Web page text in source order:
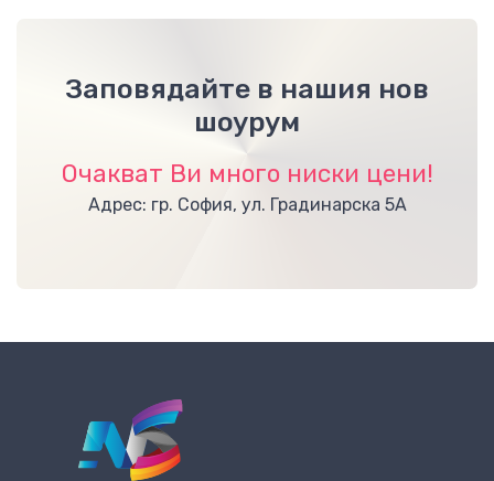
Заповядайте в нашия нов
шоурум
Очакват Ви много ниски цени!
Адрес: гр. София, ул. Градинарска 5А